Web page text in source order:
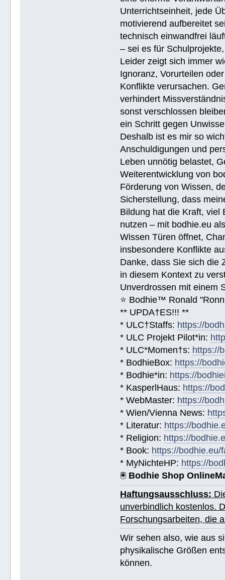
Unterrichtseinheit, jede
motivierend aufbereitet
technisch einwandfrei
– sei es für
Leider zeigt sich immer
Ignoranz, Vorurteilen
Konflikte verursachen.
verhindert
sonst verschlossen
ein Schritt gegen
Deshalb ist es mir so
Anschuldigungen und
Leben unnötig belastet,
Weiterentwicklung von
Förderung von Wissen,
Sicherstellung, dass
Bildung hat die Kraft, viel
nutzen – mit bodhie.eu
Wissen Türen öffnet,
insbesondere Konflikte
Danke, dass Sie sich die
in diesem Kontext zu
Unverdrossen mit einem
⭐️ Bodhie™ Ronald
** UPDA†ES!!! **
* ULC†Staffs: https://
* ULC Projekt Pilot*in:
* ULC*Momen†s: https://
* BodhieBox: https://
* Bodhie*in: https://
* KasperlHaus: https://
* WebMaster: https://
* Wien/Vienna News:
* Literatur: https://
* Religion: https://
* Book: https://bodhie.eu/
* MyNichteHP: https://
🖲 Bodhie Shop
Haftungsausschluss:
unverbindlich kostenlos.
Forschungsarbeiten, die
Wir sehen also, wie aus
physikalische Größen
können.